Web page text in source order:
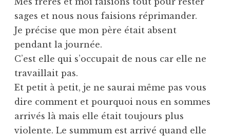
sages et nous nous faisions réprimander.
Je précise que mon père était absent
pendant la journée.
C’est elle qui s’occupait de nous car elle ne
travaillait pas.
Et petit à petit, je ne saurai même pas vous
dire comment et pourquoi nous en sommes
arrivés là mais elle était toujours plus
violente. Le summum est arrivé quand elle